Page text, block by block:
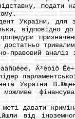
подати
України, для
відповідно
аналіз
Â³êòîð
парламентської
України
можливе
давати
від